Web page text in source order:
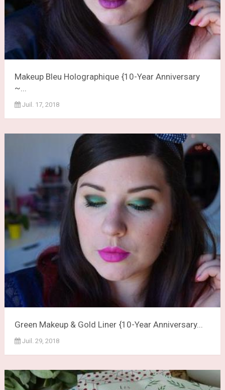
Makeup Bleu Holographique {10-Year Anniversary
~...
Juil. 17, 2018
Green Makeup & Gold Liner {10-Year Anniversary...
Juil. 29, 2018